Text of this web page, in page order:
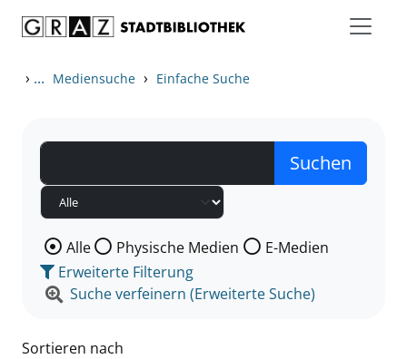
› ... Mediensuche › Einfache Suche
Wählen Sie die Medienart nach der Sie suchen wollen.
Alle Physische Medien
E-Medien
Erweiterte Filterung
Suche verfeinern (Erweiterte Suche)
Sortieren nach